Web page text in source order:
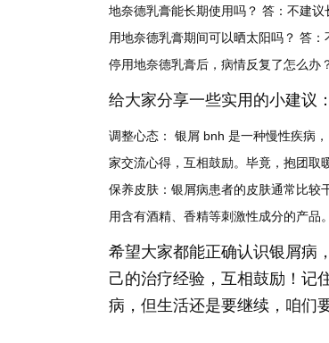
地奈德乳膏能长期使用吗？ 答：不建议
用地奈德乳膏期间可以晒太阳吗？ 答：
停用地奈德乳膏后，病情反复了怎么办
给大家分享一些实用的小建议：
调整心态：
银屑 bnh 是一种慢性疾病
家交流心得，互相鼓励。毕竟，抱团取
保养皮肤： 银屑病患者的皮肤通常比较
用含有酒精、香精等刺激性成分的产品
希望大家都能正确认识银屑病
己的治疗经验，互相鼓励！记
病，但生活还是要继续，咱们